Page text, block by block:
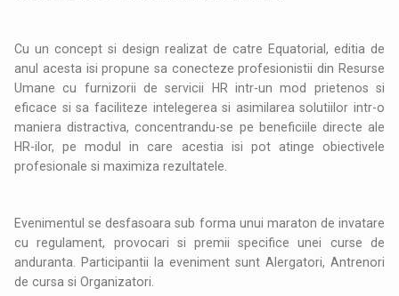
Cu un concept si design realizat de catre Equatorial, editia de
anul acesta isi propune sa conecteze profesionistii din Resurse
Umane cu furnizorii de servicii HR intr-un mod prietenos si
eficace si sa faciliteze intelegerea si asimilarea solutiilor intr-o
maniera distractiva, concentrandu-se pe beneficiile directe ale
HR-ilor, pe modul in care acestia isi pot atinge obiectivele
profesionale si maximiza rezultatele.
Evenimentul se desfasoara sub forma unui maraton de invatare
cu regulament, provocari si premii specifice unei curse de
anduranta. Participantii la eveniment sunt Alergatori, Antrenori
de cursa si Organizatori.